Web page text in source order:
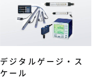
デジタルゲージ・ス
ケール